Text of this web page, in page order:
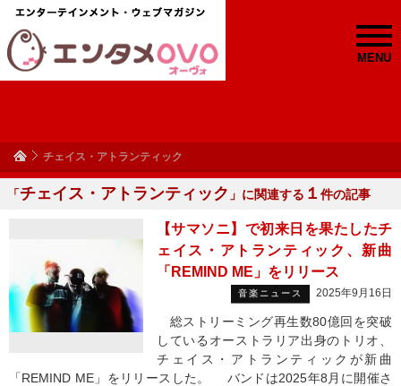
MENU
チェイス・アトランティック
「チェイス・アトランティック 」に関連する １ 件の記事
【サマソニ】で初来日を果たしたチ
ェイス・アトランティック、新曲
「REMIND ME」をリリース
音楽ニュース 2025年9月16日
総ストリーミング再生数80億回を突破
しているオーストラリア出身のトリオ、
チェイス・アトランティックが新曲
「REMIND ME」をリリースした。 バンドは2025年8月に開催さ